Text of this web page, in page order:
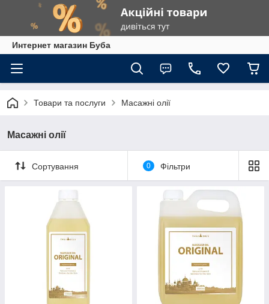
Интернет магазин Буба
Товари та послуги Масажні олії
Масажні олії
Сортування 0 Фільтри